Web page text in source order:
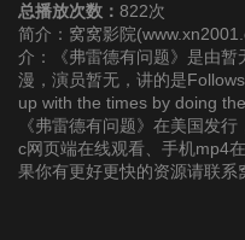
总播放次数： 822次
简介：窝窝影院
介：《弗雷德有问题》是由
漫，演员暂无，讲的是
up with the times by doing
《弗雷德有问题》在美国发
c网页端在线观看、手机mp4
果你有更好更快的资源请联系